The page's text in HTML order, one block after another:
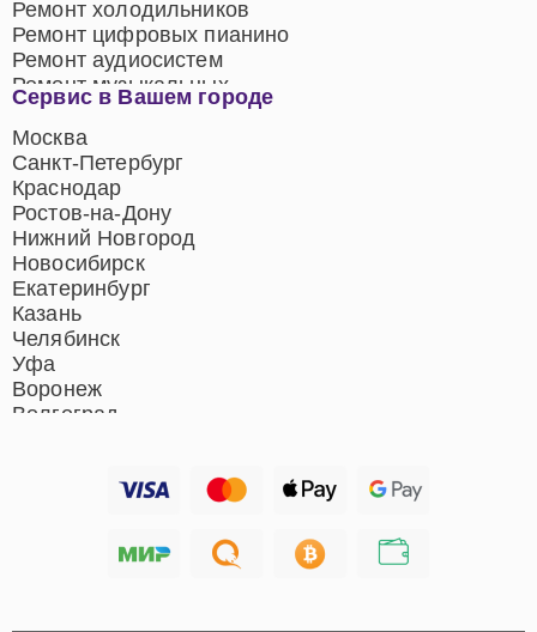
Сервис в Вашем городе
Москва
Санкт-Петербург
Краснодар
Ростов-на-Дону
Нижний Новгород
Новосибирск
Екатеринбург
Казань
Челябинск
Уфа
Воронеж
Волгоград
Хабаровск
Ремонт холодильников
Ремонт цифровых пианино
Ремонт аудиосистем
Ремонт музыкальных
центров
Ремонт домашних
кинотеатров
Ремонт микрофонов
Ремонт акустических
систем